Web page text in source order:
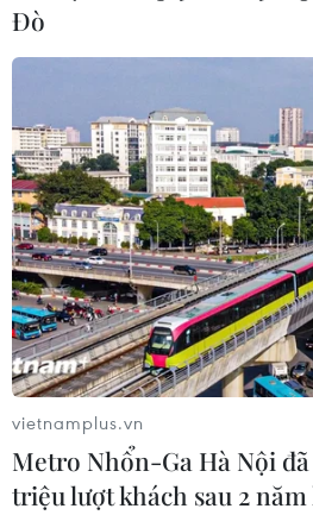
Đò
vietnamplus.vn
Metro Nhổn-Ga Hà Nội đã
triệu lượt khách sau 2